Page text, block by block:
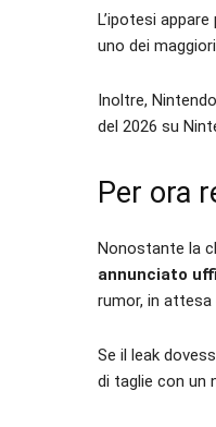
L’ipotesi
uno dei
Inoltre,
del 2026 su
Per ora
Nonostante la
annunciato
rumor, in
Se il leak
di taglie con un